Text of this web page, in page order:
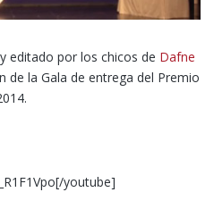
editado por los chicos de Dafne
de la Gala de entrega del Premio
youtube]